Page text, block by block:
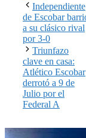
Independiente
de Escobar
a su clásico rival
por 3-0
Triunfazo
clave en casa:
Atlético Escobar
derrotó a 9 de
Julio por el
Federal A